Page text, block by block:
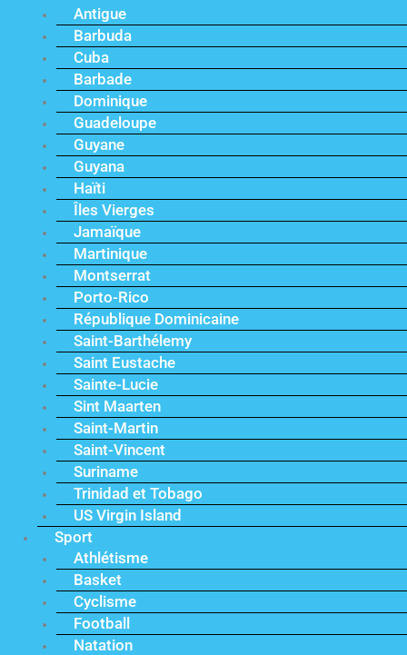
Antigue
Barbuda
Cuba
Barbade
Dominique
Guadeloupe
Guyane
Guyana
Haïti
Îles Vierges
Jamaïque
Martinique
Montserrat
Porto-Rico
République Dominicaine
Saint-Barthélemy
Saint Eustache
Sainte-Lucie
Sint Maarten
Saint-Martin
Saint-Vincent
Suriname
Trinidad et Tobago
US Virgin Island
Sport
Athlétisme
Basket
Cyclisme
Football
Natation